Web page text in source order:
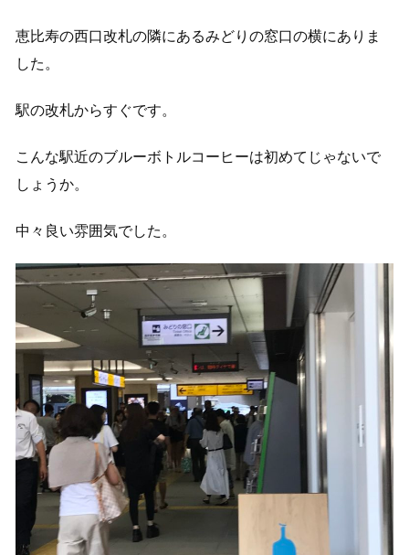
恵比寿の西口改札の隣にあるみどりの窓口の横にありま
した。
駅の改札からすぐです。
こんな駅近のブルーボトルコーヒーは初めてじゃないで
しょうか。
中々良い雰囲気でした。